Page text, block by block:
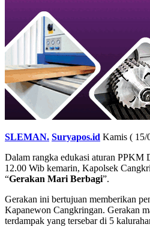
SLEMAN. Suryapos.id Kamis ( 15/
Dalam rangka edukasi aturan PPKM
12.00 Wib kemarin, Kapolsek
“Gerakan Mari Berbagi”.
Gerakan ini bertujuan memberikan
Kapanewon Cangkringan. Gerakan
terdampak yang tersebar di 5